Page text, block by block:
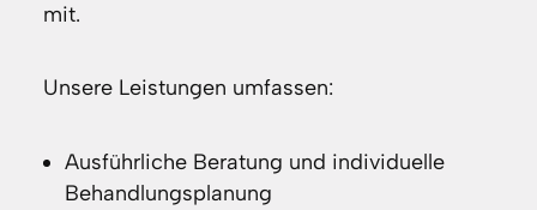
mit.
Unsere Leistungen umfassen:
Ausführliche Beratung und individuelle
Behandlungsplanung